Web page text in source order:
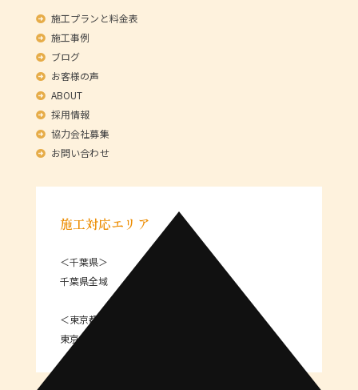
施工プランと料金表
施工事例
ブログ
お客様の声
ABOUT
採用情報
協力会社募集
お問い合わせ
施工対応エリア
＜千葉県＞
千葉県全域
＜東京都＞
東京 23区